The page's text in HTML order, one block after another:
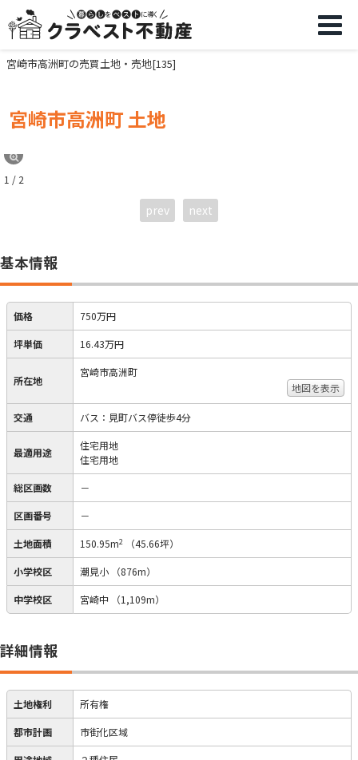
宮崎市高洲町の売買土地・売地[135]
宮崎市高洲町 土地
1 / 2
prev next
基本情報
価格 750万円
坪単価 16.43万円
所在地
宮崎市高洲町
地図を表示
交通 バス：見町バス停徒歩4分
最適用途
住宅用地
住宅用地
総区画数 －
区画番号 －
土地面積 150.95m2 （45.66坪）
小学校区 潮見小 （876m）
中学校区 宮崎中 （1,109m）
詳細情報
土地権利 所有権
都市計画 市街化区域